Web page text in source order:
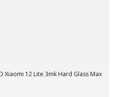
Xiaomi 12 Lite 3mk Hard Glass Max